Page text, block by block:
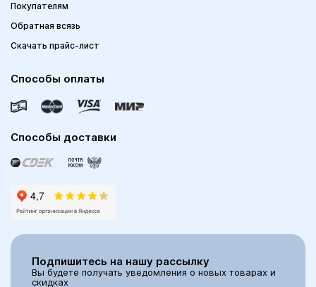
Покупателям
Обратная всязь
Скачать прайс-лист
Способы оплаты
Способы доставки
Подпишитесь на нашу рассылку
Вы будете получать уведомления о новых товарах и
скидках